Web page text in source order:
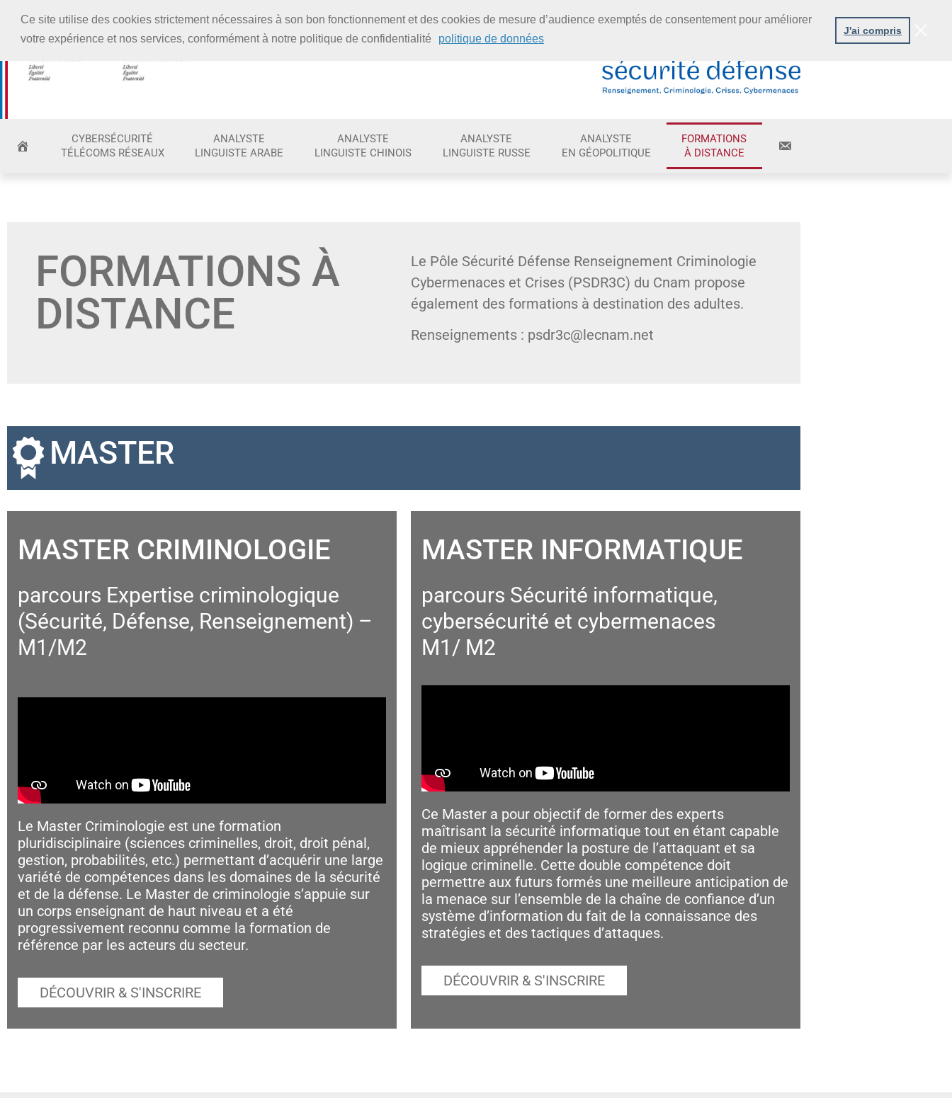
Ce site utilise des cookies strictement nécessaires à son bon fonctionnement et des cookies de mesure d’audience exemptés de consentement pour améliorer
votre expérience et nos services, conformément à notre politique de confidentialité
politique de données
J'ai compris
EN PARTENARIAT AVEC
CYBERSÉCURITÉ
TÉLÉCOMS RÉSEAUX
ANALYSTE
LINGUISTE ARABE
ANALYSTE
LINGUISTE CHINOIS
ANALYSTE
LINGUISTE RUSSE
ANALYSTE
EN GÉOPOLITIQUE
FORMATIONS
À DISTANCE
FORMATIONS À
DISTANCE
Le Pôle Sécurité Défense Renseignement Criminologie
Cybermenaces et Crises (PSDR3C) du Cnam propose
également des formations à destination des adultes.
Renseignements : psdr3c@lecnam.net
MASTER
MASTER CRIMINOLOGIE
parcours Expertise criminologique
(Sécurité, Défense, Renseignement) –
M1/M2
Le Master Criminologie est une formation
pluridisciplinaire (sciences criminelles, droit, droit pénal,
gestion, probabilités, etc.) permettant d’acquérir une large
variété de compétences dans les domaines de la sécurité
et de la défense. Le Master de criminologie s’appuie sur
un corps enseignant de haut niveau et a été
progressivement reconnu comme la formation de
référence par les acteurs du secteur.
DÉCOUVRIR & S'INSCRIRE
MASTER INFORMATIQUE
parcours Sécurité informatique,
cybersécurité et cybermenaces
M1/ M2
Ce Master a pour objectif de former des experts
maîtrisant la sécurité informatique tout en étant capable
de mieux appréhender la posture de l’attaquant et sa
logique criminelle. Cette double compétence doit
permettre aux futurs formés une meilleure anticipation de
la menace sur l’ensemble de la chaîne de confiance d’un
système d’information du fait de la connaissance des
stratégies et des tactiques d’attaques.
DÉCOUVRIR & S'INSCRIRE